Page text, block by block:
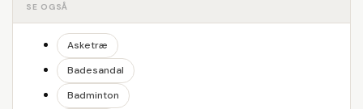
SE OGSÅ
Asketræ
Badesandal
Badminton